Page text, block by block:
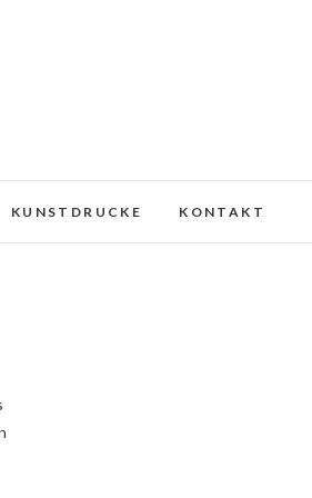
KUNSTDRUCKE KONTAKT